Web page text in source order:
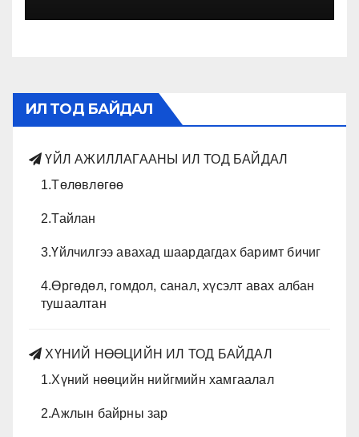
ИЛ ТОД БАЙДАЛ
ҮЙЛ АЖИЛЛАГААНЫ ИЛ ТОД БАЙДАЛ
1.Төлөвлөгөө
2.Тайлан
3.Үйлчилгээ авахад шаардагдах баримт бичиг
4.Өргөдөл, гомдол, санал, хүсэлт авах албан
тушаалтан
ХҮНИЙ НӨӨЦИЙН ИЛ ТОД БАЙДАЛ
1.Хүний нөөцийн нийгмийн хамгаалал
2.Ажлын байрны зар